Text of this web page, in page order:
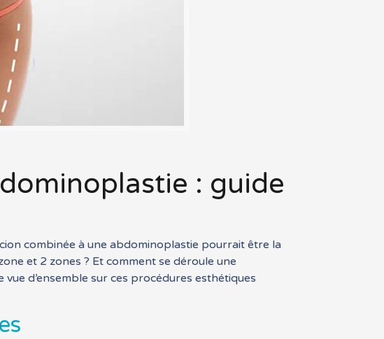
: guide
combinée à une abdominoplastie pourrait être la
et 2 zones ? Et comment se déroule une
d’ensemble sur ces procédures esthétiques